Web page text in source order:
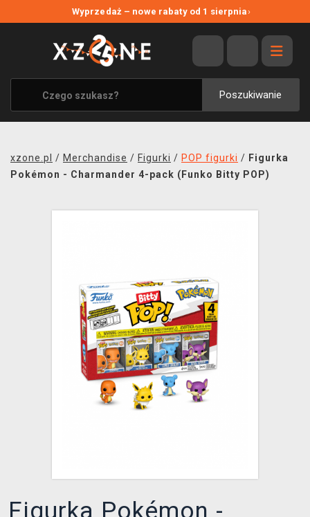
Wyprzedaż – nowe rabaty od 1 sierpnia›
Poszukiwanie
WYPRZEDAŻ
WSZYSTKIE MARKI
XZONE ORIGINALS
UBRANIA I AKCESORIA
SOUNDTRACKI
TRANSPORT
XZONE KLUB
xzone.pl / Merchandise / Figurki / POP figurki / Figurka
Pokémon - Charmander 4-pack (Funko Bitty POP)
Figurka Pokémon -